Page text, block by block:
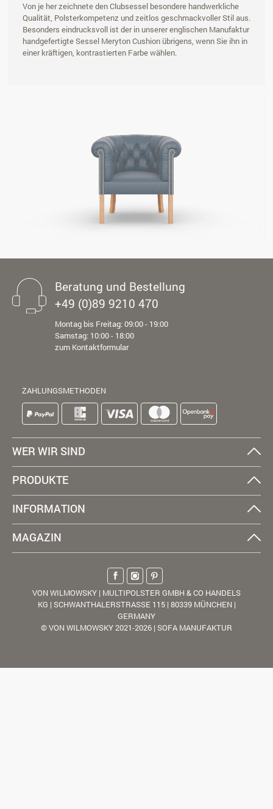
Von je her zeichnete den Clubsessel besondere handwerkliche
Qualität, Polsterkompetenz und zeitlos geschmackvoller Stil aus.
Besonders eindrucksvoll ist der in unserer englischen Manufaktur
handgefertigte Sessel Meryton Cushion übrigens, wenn Sie ihn in
einer kräftigen, kontrastierten Farbe wählen.
Beratung und Bestellung
+49 (0)89 9210 470
Montag bis Freitag: 09:00 - 19:00
Samstag: 10:00 - 18:00
zum Kontaktformular
ZAHLUNGSMETHODEN
WER WIR SIND
PRODUKTE
INFORMATION
MAGAZIN
VON WILMOWSKY | MULTIPOLSTER GMBH & CO HANDELS
KG | SCHWANTHALERSTRASSE 115 | 80339 MÜNCHEN |
GERMANY
© VON WILMOWSKY 2021-2026 | SOFA MANUFAKTUR